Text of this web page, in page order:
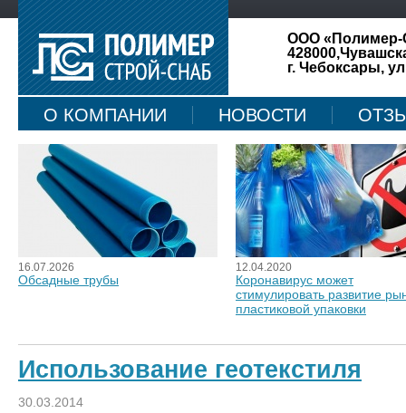
ООО «Полимер-
г. Чебоксары,
О КОМПАНИИ НОВОСТИ
КАРТА САЙТА
16.07.2026
Обсадные трубы
12.04.2020
Коронавирус может
стимулировать развитие
пластиковой упаковки
Использование геотекстиля
30.03.2014